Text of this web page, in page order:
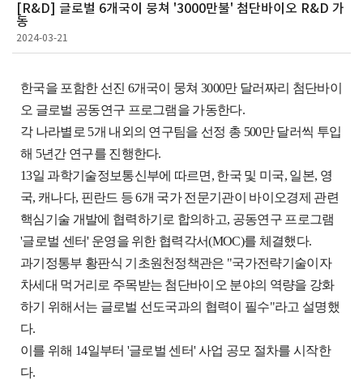
[R&D] 글로벌 6개국이 뭉쳐 '3000만불' 첨단바이오 R&D 가
동
2024-03-21
한국을 포함한 선진 6개국이 뭉쳐 3000만 달러짜리 첨단바이
오 글로벌 공동연구 프로그램을 가동한다.
각 나라별로 5개 내외의 연구팀을 선정 총 500만 달러씩 투입
해 5년간 연구를 진행한다.
13일 과학기술정보통신부에 따르면, 한국 및 미국, 일본, 영
국, 캐나다, 핀란드 등 6개 국가 전문기관이 바이오경제 관련
핵심기술 개발에 협력하기로 합의하고, 공동연구 프로그램
'글로벌 센터' 운영을 위한 협력각서(MOC)를 체결했다.
과기정통부 황판식 기초원천정책관은 "국가전략기술이자
차세대 먹거리로 주목받는 첨단바이오 분야의 역량을 강화
하기 위해서는 글로벌 선도국과의 협력이 필수"라고 설명했
다.
이를 위해 14일부터 '글로벌 센터' 사업 공모 절차를 시작한
다.